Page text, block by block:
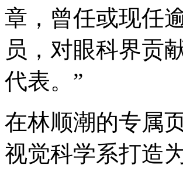
章，曾任或现任
员，对眼科界贡
代表。”
在林顺潮的专属
视觉科学系打造